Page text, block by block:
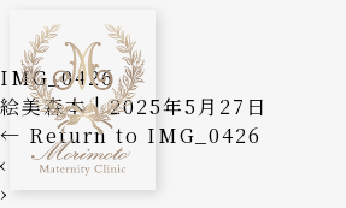
IMG_0426
絵美森本 |2025年5月27日
← Return to IMG_0426
‹
›